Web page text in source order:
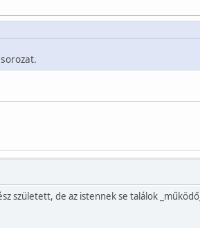
született, de az istennek se találok _működő_